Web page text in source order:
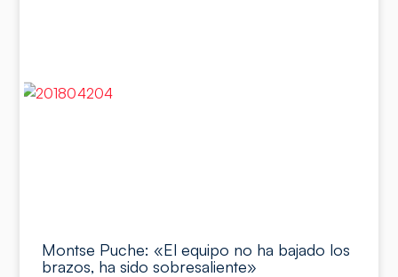
Montse Puche: «El equipo no ha bajado los
brazos, ha sido sobresaliente»